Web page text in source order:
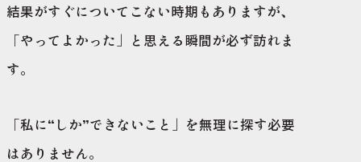
結果がすぐについてこない時期もありますが、
「やってよかった」と思える瞬間が必ず訪れま
す。
「私に“しか”できないこと」を無理に探す必要
はありません。